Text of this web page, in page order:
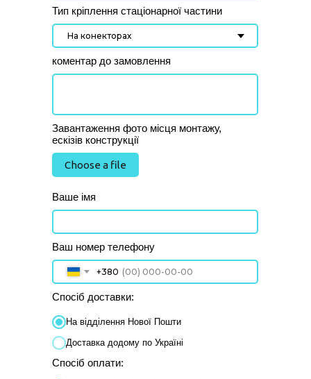
Тип кріплення стаціонарної частини
коментар до замовлення
Завантаження фото місця монтажу,
ескізів конструкції
Choose a file
Ваше імя
Ваш номер телефону
+380
Спосіб доставки:
На відділення Нової Пошти
Доставка додому по Україні
Спосіб оплати: